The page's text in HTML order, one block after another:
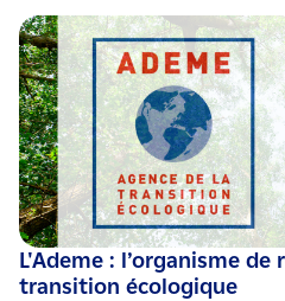
L'Ademe : l’organisme de
transition écologique